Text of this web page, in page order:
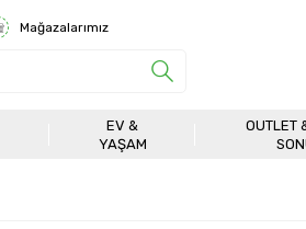
Mağazalarımız
EV &
YAŞAM
OUTLET